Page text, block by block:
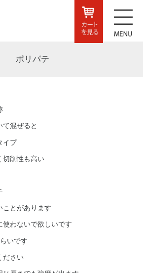
ポリパテ
て混ぜると
イプ
切削性も高い
ことがあります
使わないで欲しいです
いです
ださい